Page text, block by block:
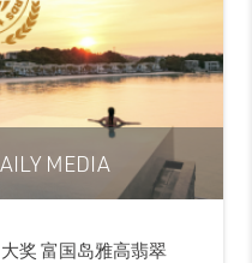
MEDIA
奖 富国岛雅高翡翠